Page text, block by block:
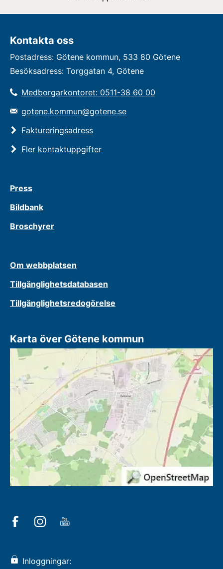
Kontakta oss
Postadress: Götene kommun, 533 80 Götene
Besöksadress: Torggatan 4, Götene
Medborgarkontoret: 0511-38 60 00
gotene.kommun@gotene.se
Faktureringsadress
Fler kontaktuppgifter
Press
Bildbank
Broschyrer
Om webbplatsen
Tillgänglighetsdatabasen
Tillgänglighetsredogörelse
Karta över Götene kommun
Inloggningar: